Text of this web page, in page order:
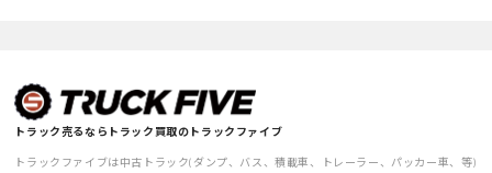
トラック売るならトラック買取のトラックファイブ
トラックファイブは中古トラック(ダンプ、バス、積載車、トレーラー、パッカー車、等)